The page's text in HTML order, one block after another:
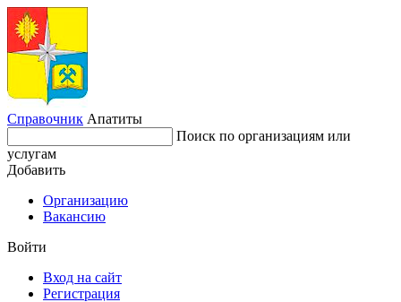
Справочник Апатиты
Поиск по организациям или
услугам
Добавить
Организацию
Вакансию
Войти
Вход на сайт
Регистрация